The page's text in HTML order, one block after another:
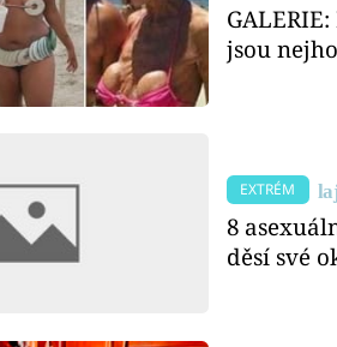
jsou
EXTRÉM
8
děsí své